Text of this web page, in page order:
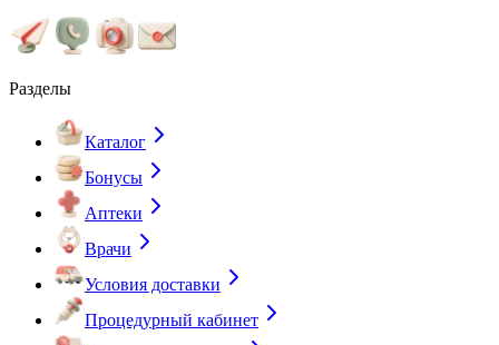
Разделы
Каталог
Бонусы
Аптеки
Врачи
Условия доставки
Процедурный кабинет